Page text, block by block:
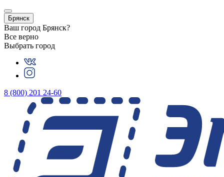
Брянск
Ваш город Брянск?
Все верно
Выбрать город
8 (800) 201 24-60